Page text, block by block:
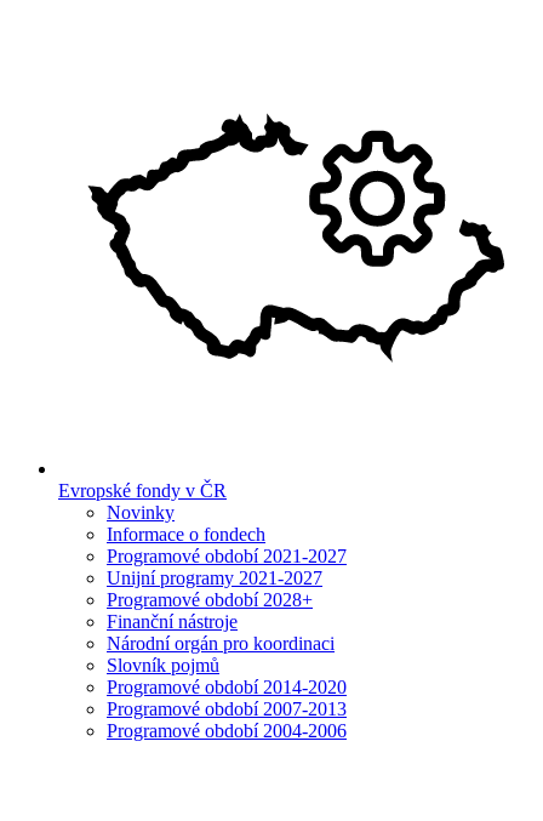
Evropské fondy v ČR
Novinky
Informace o fondech
Programové období 2021-2027
Unijní programy 2021-2027
Programové období 2028+
Finanční nástroje
Národní orgán pro koordinaci
Slovník pojmů
Programové období 2014-2020
Programové období 2007-2013
Programové období 2004-2006